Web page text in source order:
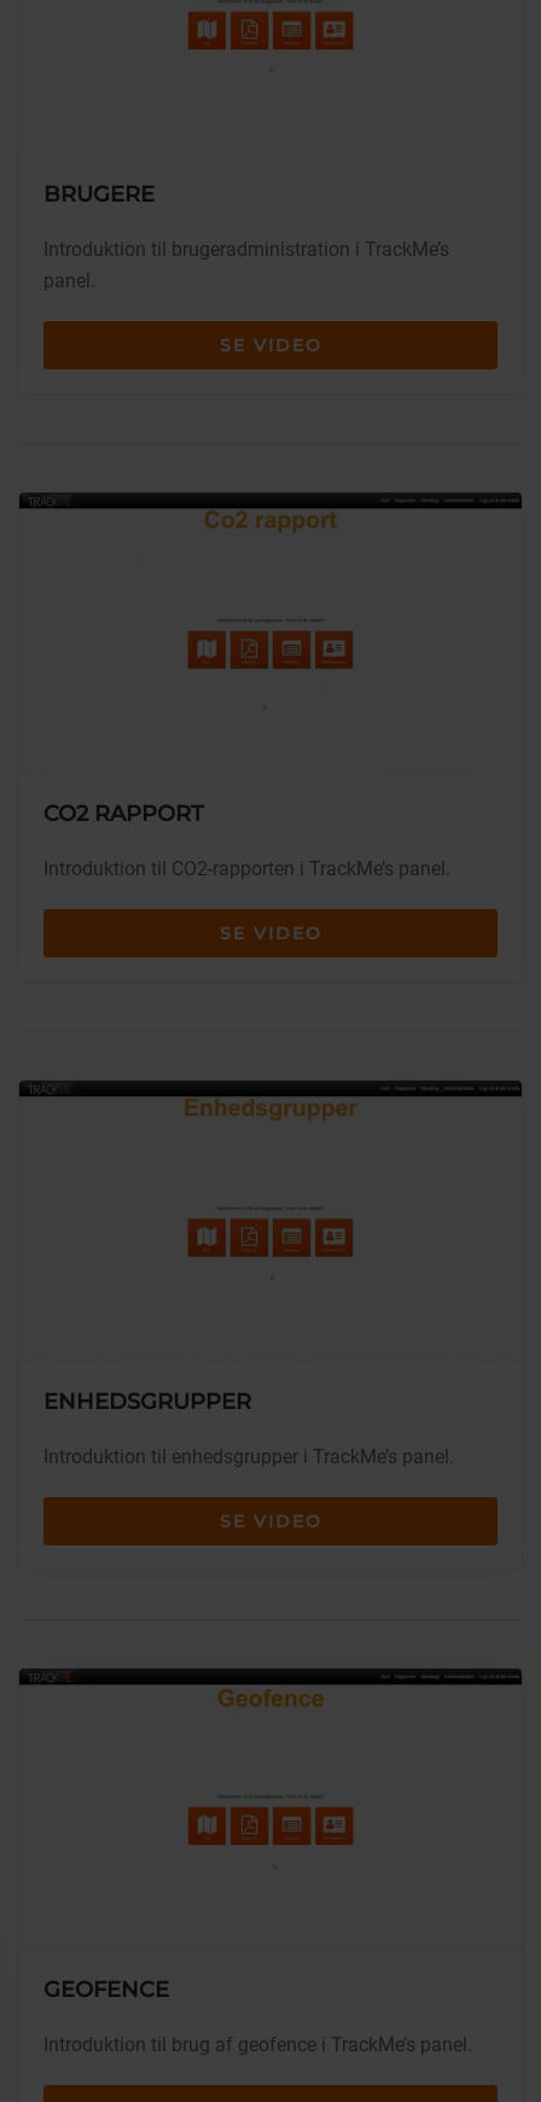
BRUGERE
Introduktion til brugeradministration i TrackMe’s
panel.
SE VIDEO
CO2 RAPPORT
Introduktion til CO2-rapporten i TrackMe’s panel.
SE VIDEO
ENHEDSGRUPPER
Introduktion til enhedsgrupper i TrackMe’s panel.
SE VIDEO
GEOFENCE
Introduktion til brug af geofence i TrackMe’s panel.